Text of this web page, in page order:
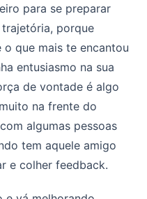
para se preparar
porque
que mais te encantou
entusiasmo na sua
de vontade é algo
na frente do
algumas pessoas
tem aquele amigo
e colher feedback.